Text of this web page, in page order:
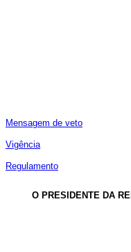
Mensagem de veto
Vigência
Regulamento
O PRESIDENTE DA